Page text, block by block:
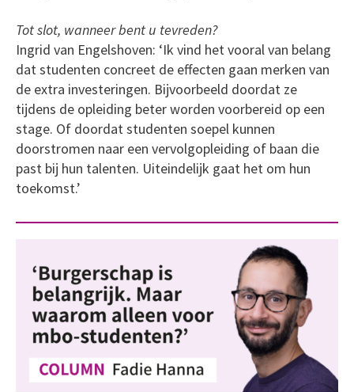
Tot slot, wanneer bent u tevreden?
Ingrid van Engelshoven: ‘Ik vind het vooral van belang
dat studenten concreet de effecten gaan merken van
de extra investeringen. Bijvoorbeeld doordat ze
tijdens de opleiding beter worden voorbereid op een
stage. Of doordat studenten soepel kunnen
doorstromen naar een vervolgopleiding of baan die
past bij hun talenten. Uiteindelijk gaat het om hun
toekomst.’